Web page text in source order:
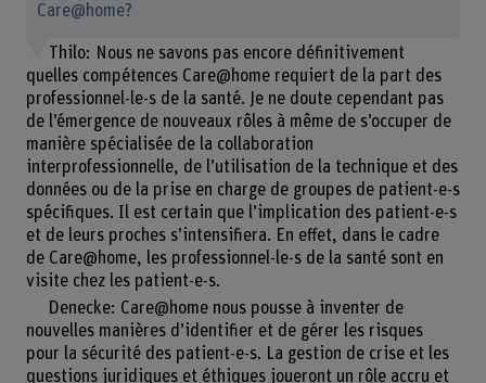
Care@home?
Thilo: Nous ne savons pas encore définitivement
quelles compétences Care@home requiert de la part des
professionnel-le-s de la santé. Je ne doute cependant pas
de l’émergence de nouveaux rôles à même de s’occuper de
manière spécialisée de la collaboration
interprofessionnelle, de l’utilisation de la technique et des
données ou de la prise en charge de groupes de patient-e-s
spécifiques. Il est certain que l’implication des patient-e-s
et de leurs proches s’intensifiera. En effet, dans le cadre
de Care@home, les professionnel-le-s de la santé sont en
visite chez les patient-e-s.
Denecke: Care@home nous pousse à inventer de
nouvelles manières d’identifier et de gérer les risques
pour la sécurité des patient-e-s. La gestion de crise et les
questions juridiques et éthiques joueront un rôle accru et